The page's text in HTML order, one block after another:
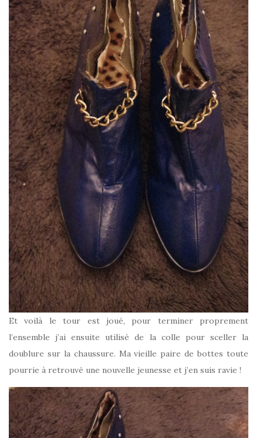
Et voilà le tour est joué, pour terminer proprement
l’ensemble j’ai ensuite utilisé de la colle pour sceller la
doublure sur la chaussure. Ma vieille paire de bottes toute
pourrie à retrouvé une nouvelle jeunesse et j’en suis ravie !